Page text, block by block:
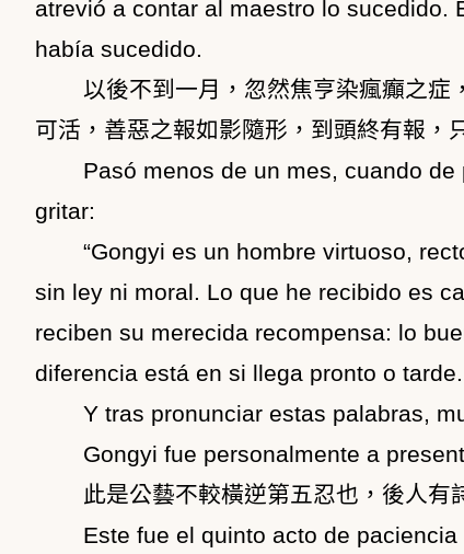
atrevió a contar al maestro lo sucedido.
había sucedido.
以後不到一月，忽然焦亨染瘋癲之症
可活，善惡之報如影隨形，到頭終有報，
Pasó menos de un mes, cuando
gritar:
“Gongyi es un hombre virtuoso,
sin ley ni moral. Lo que he recibido es
reciben su merecida recompensa: lo
diferencia está en si llega pronto o
Y tras pronunciar estas palabras,
Gongyi fue personalmente a
此是公藝不較橫逆第五忍也，後人有
Este fue el quinto acto de